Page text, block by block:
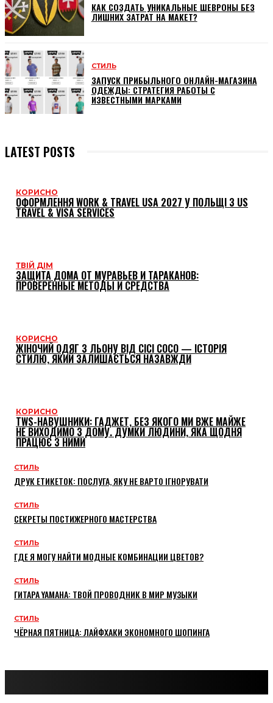
КАК СОЗДАТЬ УНИКАЛЬНЫЕ ШЕВРОНЫ БЕЗ
ЛИШНИХ ЗАТРАТ НА МАКЕТ?
СТИЛЬ
ЗАПУСК ПРИБЫЛЬНОГО ОНЛАЙН-МАГАЗИНА
ОДЕЖДЫ: СТРАТЕГИЯ РАБОТЫ С
ИЗВЕСТНЫМИ МАРКАМИ
LATEST POSTS
КОРИСНО
ОФОРМЛЕННЯ WORK & TRAVEL USA 2027 У ПОЛЬЩІ З US
TRAVEL & VISA SERVICES
ТВІЙ ДІМ
ЗАЩИТА ДОМА ОТ МУРАВЬЕВ И ТАРАКАНОВ:
ПРОВЕРЕННЫЕ МЕТОДЫ И СРЕДСТВА
КОРИСНО
ЖІНОЧИЙ ОДЯГ З ЛЬОНУ ВІД CICI COCO — ІСТОРІЯ
СТИЛЮ, ЯКИЙ ЗАЛИШАЄТЬСЯ НАЗАВЖДИ
КОРИСНО
TWS-НАВУШНИКИ: ГАДЖЕТ, БЕЗ ЯКОГО МИ ВЖЕ МАЙЖЕ
НЕ ВИХОДИМО З ДОМУ. ДУМКИ ЛЮДИНИ, ЯКА ЩОДНЯ
ПРАЦЮЄ З НИМИ
СТИЛЬ
ДРУК ЕТИКЕТОК: ПОСЛУГА, ЯКУ НЕ ВАРТО ІГНОРУВАТИ
СТИЛЬ
СЕКРЕТЫ ПОСТИЖЕРНОГО МАСТЕРСТВА
СТИЛЬ
ГДЕ Я МОГУ НАЙТИ МОДНЫЕ КОМБИНАЦИИ ЦВЕТОВ?
СТИЛЬ
ГИТАРА YAMAHA: ТВОЙ ПРОВОДНИК В МИР МУЗЫКИ
СТИЛЬ
ЧЁРНАЯ ПЯТНИЦА: ЛАЙФХАКИ ЭКОНОМНОГО ШОПИНГА